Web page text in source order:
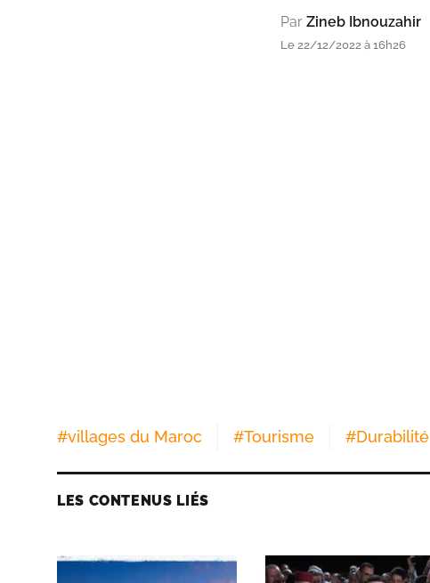
Par Zineb Ibnouzahir
Le 22/12/2022 à 16h26
#villages du Maroc #Tourisme #Durabilité
LES CONTENUS LIÉS